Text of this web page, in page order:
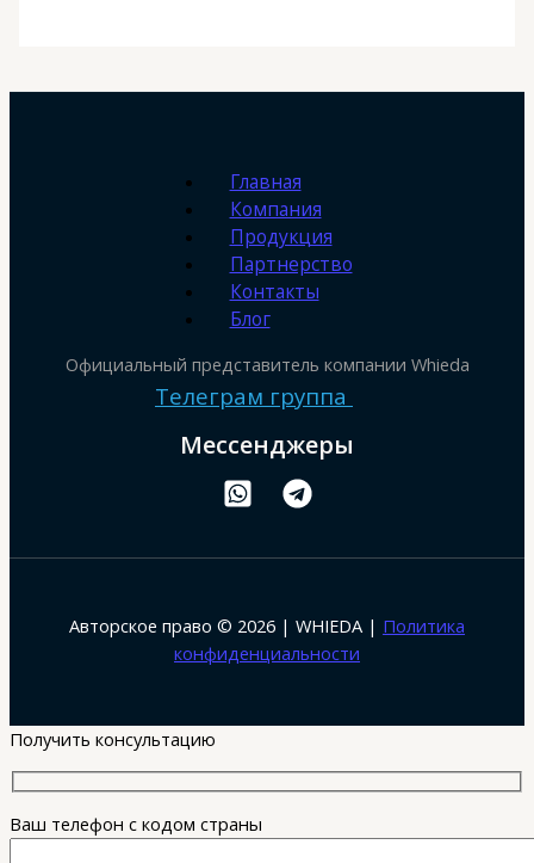
Главная
Компания
Продукция
Партнерство
Контакты
Блог
Официальный представитель компании Whieda
Телеграм группа
Мессенджеры
Авторское право © 2026 | WHIEDA | Политика
конфиденциальности
Получить консультацию
Ваш телефон с кодом страны